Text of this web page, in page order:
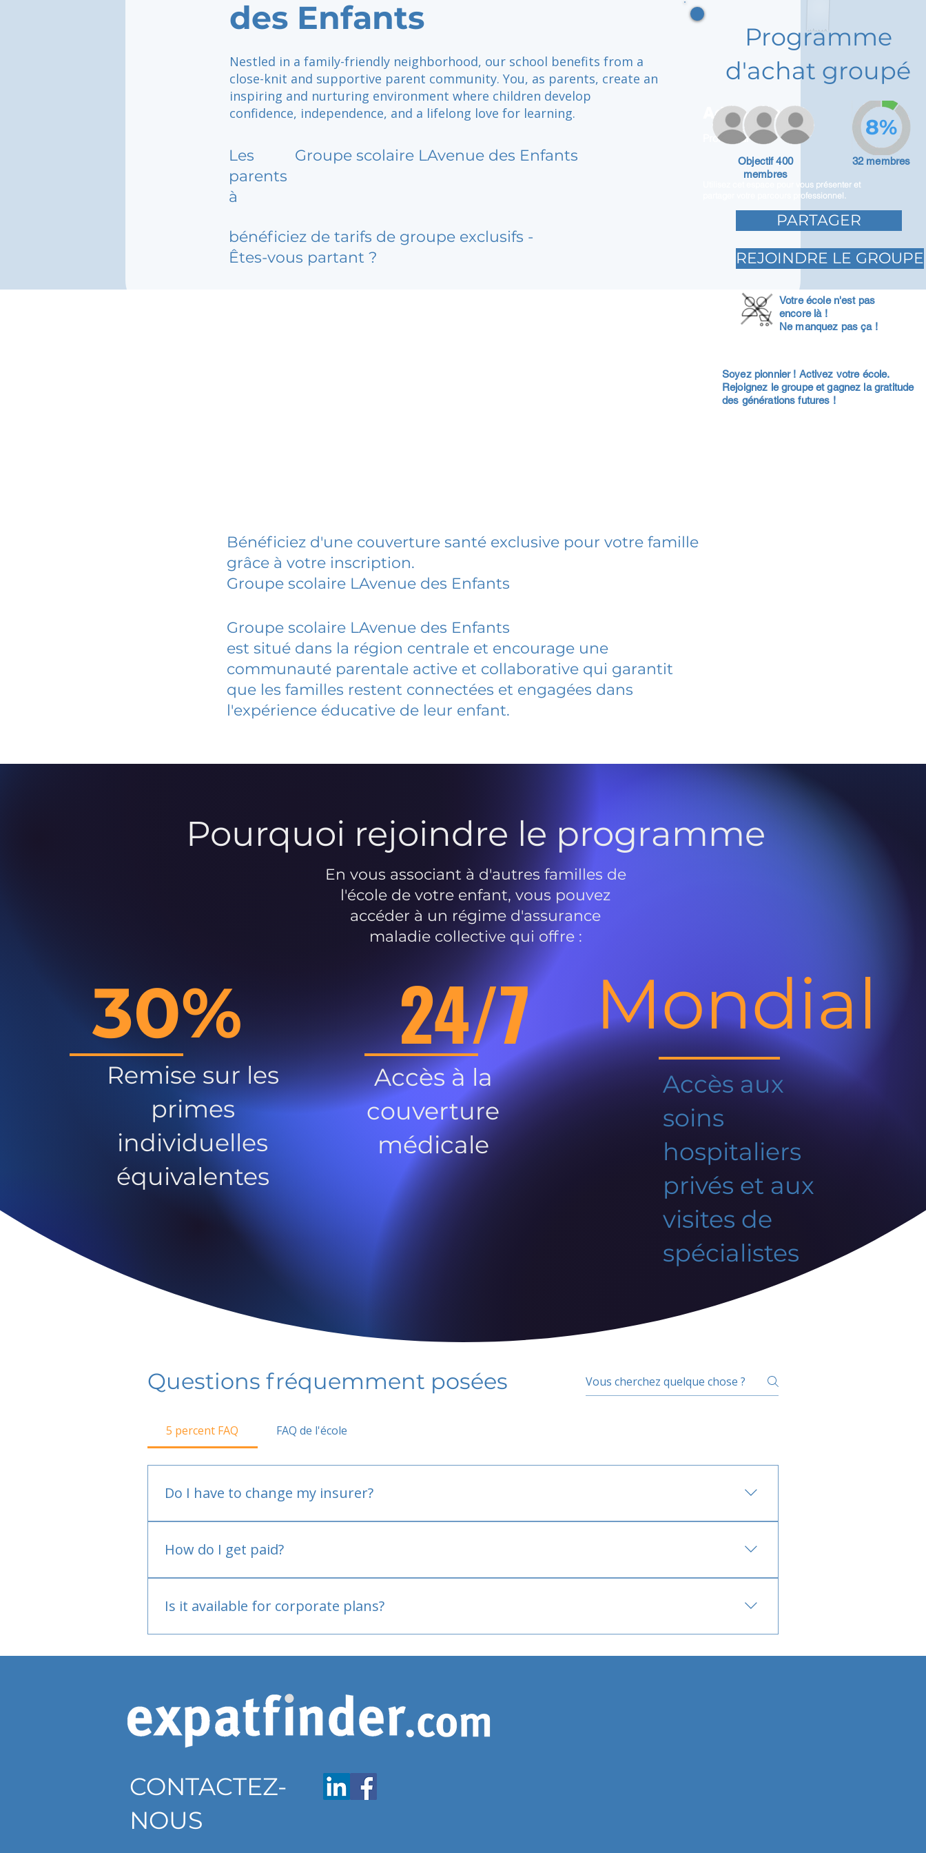
des Enfants
Nestled in a family-friendly neighborhood, our school benefits from a
close-knit and supportive parent community. You, as parents, create an
inspiring and nurturing environment where children develop
confidence, independence, and a lifelong love for learning.
Les
parents
à
Groupe scolaire LAvenue des Enfants
bénéficiez de tarifs de groupe exclusifs -
Êtes-vous partant ?
Adam Caar
Promoteur
Utilisez cet espace pour vous présenter et
partager votre parcours professionnel.
Programme
d'achat groupé
Objectif 400
membres
32 membres
8%
PARTAGER
REJOINDRE LE GROUPE
Votre école n'est pas
encore là !
Ne manquez pas ça !
Soyez pionnier ! Activez votre école.
Rejoignez le groupe et gagnez la gratitude
des générations futures !
Bénéficiez d'une couverture santé exclusive pour votre famille
grâce à votre inscription.
Groupe scolaire LAvenue des Enfants
Groupe scolaire LAvenue des Enfants
est situé dans la région centrale et encourage une
communauté parentale active et collaborative qui garantit
que les familles restent connectées et engagées dans
l'expérience éducative de leur enfant.
Pourquoi rejoindre le programme
En vous associant à d'autres familles de
l'école de votre enfant, vous pouvez
accéder à un régime d'assurance
maladie collective qui offre :
30%
Remise sur les
primes
individuelles
équivalentes
24/7
Accès à la
couverture
médicale
Mondial
Accès aux
soins
hospitaliers
privés et aux
visites de
spécialistes
Questions fréquemment posées
5 percent FAQ FAQ de l'école
Do I have to change my insurer?
How do I get paid?
Is it available for corporate plans?
CONTACTEZ-
NOUS